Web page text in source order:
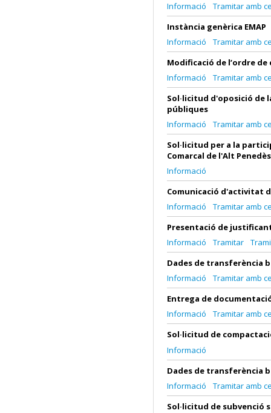
Informació
Tramitar amb
Instància genèrica EMAP
Informació
Tramitar amb
Modificació de l’ordre de
Informació
Tramitar amb
Sol·licitud d'oposició de
públiques
Informació
Tramitar amb
Sol·licitud per a la
Comarcal de l'Alt Penedès
Informació
Comunicació d'activitat
Informació
Tramitar amb
Presentació de
Informació
Tramitar
Dades de transferència
Informació
Tramitar amb
Entrega de
Informació
Tramitar amb
Sol·licitud de
Informació
Dades de transferència
Informació
Tramitar amb
Sol·licitud de subvenció